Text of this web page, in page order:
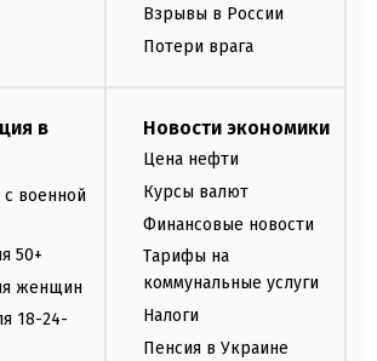
Взрывы в России
Потери врага
в
военной
50+
женщин
18-24-
Новости экономики
Цена нефти
Курсы валют
Финансовые новости
Тарифы на
коммунальные услуги
Налоги
Пенсия в Украине